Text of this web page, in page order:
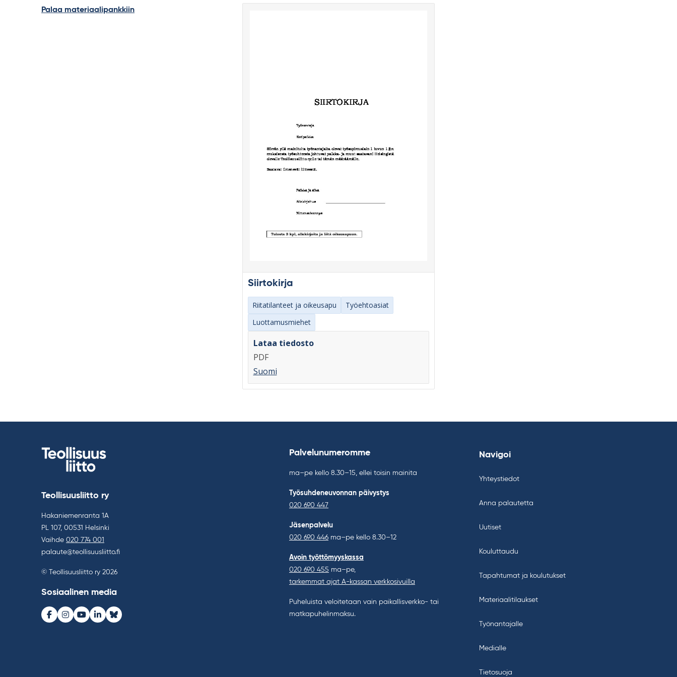
Siirtokirja
Riitatilanteet ja oikeusapu
Työehtoasiat
Luottamusmiehet
Lataa tiedosto
PDF
Suomi
Palaa materiaalipankkiin
Teollisuusliitto ry
Hakaniemenranta 1A
PL 107, 00531 Helsinki
Vaihde 020 774 001
palaute@teollisuusliitto.fi
© Teollisuusliitto ry 2026
Sosiaalinen media
Facebook
Instagram
Youtube
LinkedInBluesky
Palvelunumeromme
ma–pe kello 8.30–15, ellei toisin mainita
Työsuhdeneuvonnan päivystys
020 690 447
Jäsenpalvelu
020 690 446 ma–pe kello 8.30–12
Avoin työttömyyskassa
020 690 455 ma–pe,
tarkemmat ajat A-kassan verkkosivuilla
Puheluista veloitetaan vain paikallisverkko- tai
matkapuhelinmaksu.
Navigoi
Yhteystiedot
Anna palautetta
Uutiset
Kouluttaudu
Tapahtumat ja koulutukset
Materiaalitilaukset
Työnantajalle
Medialle
Tietosuoja